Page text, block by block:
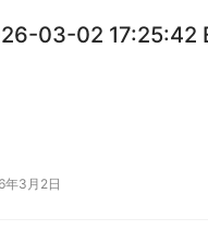
03-02 17:25:42
年3月2日